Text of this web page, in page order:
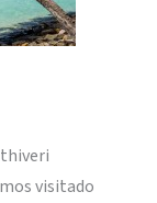
visitado